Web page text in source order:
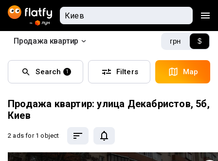
Продажа квартир грн $
Search 1 Filters Map
Продажа квартир: улица Декабристов, 5б,
Киев
2 ads for 1 object